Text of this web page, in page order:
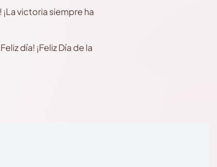
¡La victoria siempre ha
día! ¡Feliz Día de la